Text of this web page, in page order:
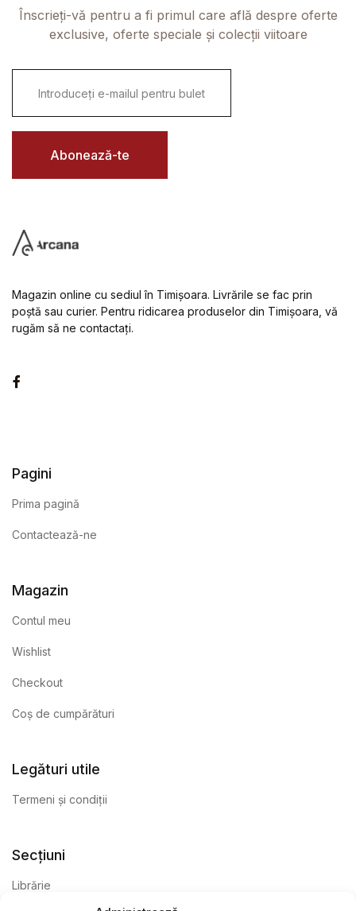
Înscrieți-vă pentru a fi primul care află despre oferte
exclusive, oferte speciale și colecții viitoare
i
l
Abonează-te
Magazin online cu sediul în Timișoara. Livrările se fac prin
poștă sau curier. Pentru ridicarea produselor din Timișoara, vă
rugăm să ne contactați.
Pagini
Prima pagină
Contactează-ne
Magazin
Contul meu
Wishlist
Checkout
Coș de cumpărături
Legături utile
Termeni și condiții
Secțiuni
Librărie